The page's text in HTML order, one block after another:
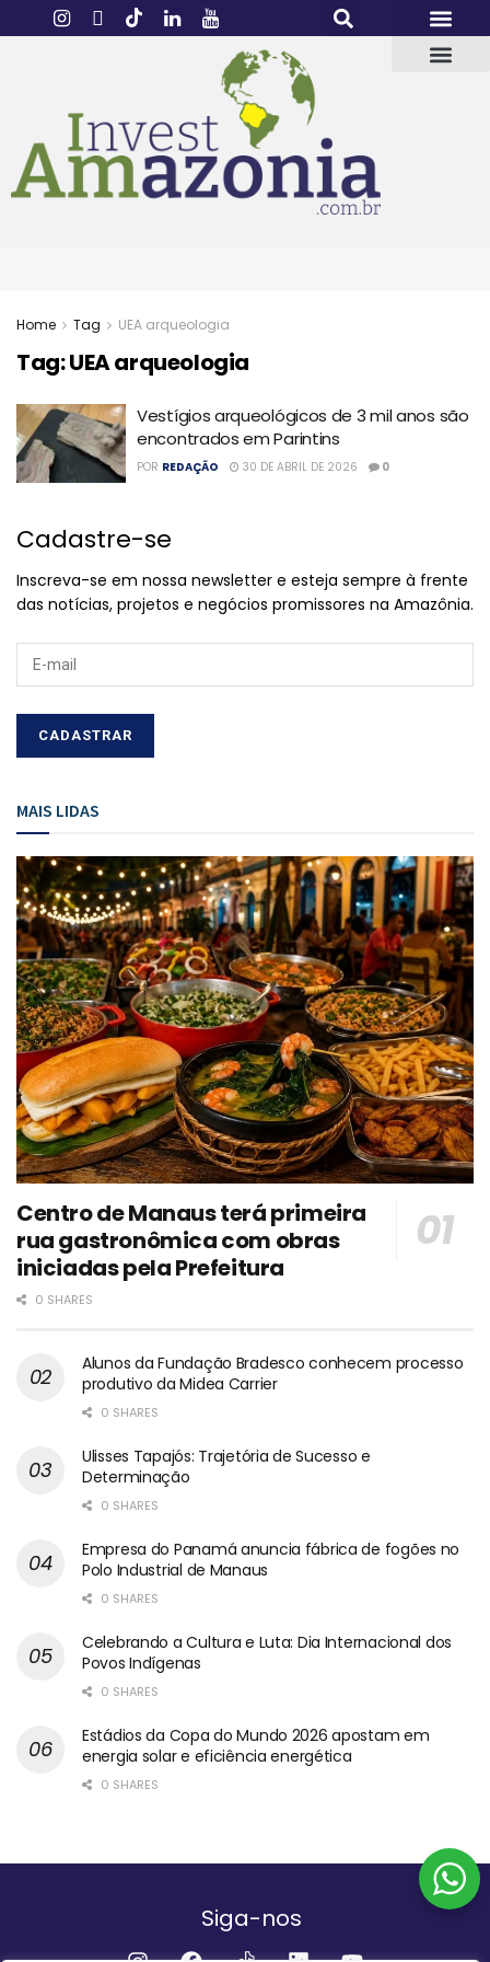
Home Tag UEA arqueologia
Tag:UEA arqueologia
Vestígios arqueológicos de 3 mil anos são
encontrados em Parintins
POR REDAÇÃO 30 DE ABRIL DE 2026 0
Cadastre-se
Inscreva-se em nossa newsletter e esteja sempre à frente
das notícias, projetos e negócios promissores na Amazônia.
MAIS LIDAS
Centro de Manaus terá primeira
rua gastronômica com obras
iniciadas pela Prefeitura
0 SHARES
Alunos da Fundação Bradesco conhecem processo
produtivo da Midea Carrier
0 SHARES
Ulisses Tapajós: Trajetória de Sucesso e
Determinação
0 SHARES
Empresa do Panamá anuncia fábrica de fogões no
Polo Industrial de Manaus
0 SHARES
Celebrando a Cultura e Luta: Dia Internacional dos
Povos Indígenas
0 SHARES
Estádios da Copa do Mundo 2026 apostam em
energia solar e eficiência energética
0 SHARES
Siga-nos